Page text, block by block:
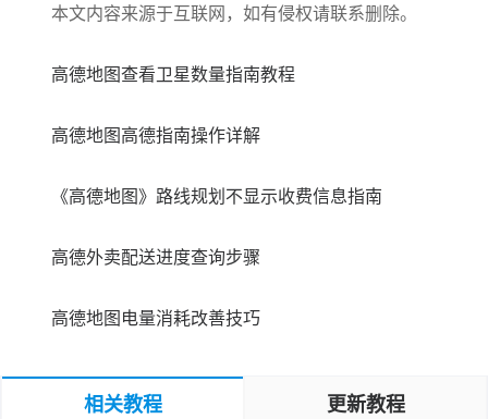
本文内容来源于互联网，如有侵权请联系删除。
高德地图查看卫星数量指南教程
高德地图高德指南操作详解
《高德地图》路线规划不显示收费信息指南
高德外卖配送进度查询步骤
高德地图电量消耗改善技巧
相关教程 更新教程